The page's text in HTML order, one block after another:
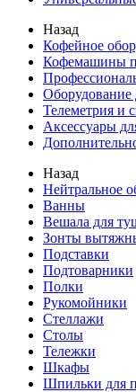
Назад
Кофейное
Кофемашины
Оборудование
Телеметрия и
Аксессуары
Назад
Нейтральное
Ванны
Вешала для
Зонты
Подставки
Подтоварники
Полки
Рукомойники
Стеллажи
Столы
Тележки
Шкафы
Шпильки для